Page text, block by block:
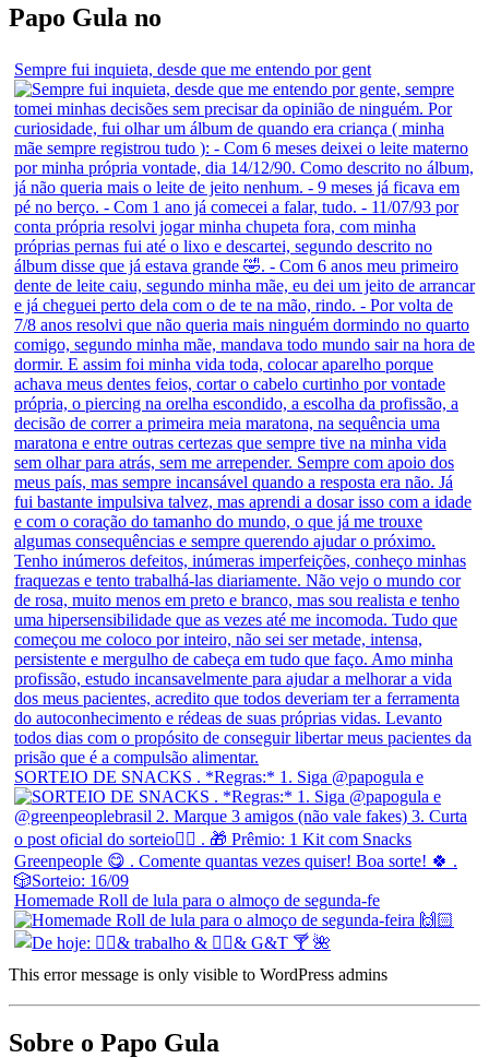
Papo Gula no
Sempre fui inquieta, desde que me entendo por gent
SORTEIO DE SNACKS . *Regras:* 1. Siga @papogula e
Homemade Roll de lula para o almoço de segunda-fe
This error message is only visible to WordPress admins
Sobre o Papo Gula